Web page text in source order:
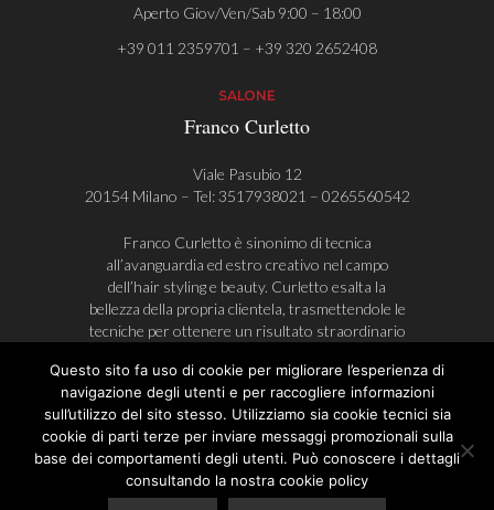
Aperto Giov/Ven/Sab 9:00 – 18:00
+39 011 2359701 – +39 320 2652408
SALONE
Franco Curletto
Viale Pasubio 12
20154 Milano – Tel:3517938021 – 0265560542
Franco Curletto è sinonimo di tecnica
all’avanguardia ed estro creativo nel campo
dell’hair styling e beauty. Curletto esalta la
bellezza della propria clientela, trasmettendole le
tecniche per ottenere un risultato straordinario
© Franco Curletto | AlwaysAHead
P.I. 08632090018
Privacy Policy Cookie Policy
Questo sito fa uso di cookie per migliorare l’esperienza di
navigazione degli utenti e per raccogliere informazioni
sull’utilizzo del sito stesso. Utilizziamo sia cookie tecnici sia
cookie di parti terze per inviare messaggi promozionali sulla
base dei comportamenti degli utenti. Può conoscere i dettagli
consultando la nostra cookie policy